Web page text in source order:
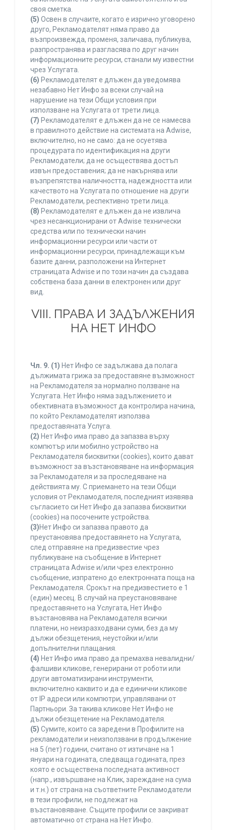
своя сметка.
(5) Освен в случаите, когато е изрично уговорено
друго, Рекламодателят няма право да
възпроизвежда, променя, заличава, публикува,
разпространява и разгласява по друг начин
информационните ресурси, станали му известни
чрез Услугата.
(6) Рекламодателят е длъжен да уведомява
незабавно Нет Инфо за всеки случай на
нарушение на тези Общи условия при
използване на Услугата от трети лица.
(7) Рекламодателят е длъжен да не се намесва
в правилното действие на системата на Adwise,
включително, но не само: да не осуетява
процедурата по идентификация на други
Рекламодатели; да не осъществява достъп
извън предоставения; да не накърнява или
възпрепятства наличността, надеждността или
качеството на Услугата по отношение на други
Рекламодатели, респективно трети лица.
(8) Рекламодателят е длъжен да не извлича
чрез несанкционирани от Adwise технически
средства или по технически начин
информационни ресурси или части от
информационни ресурси, принадлежащи към
базите данни, разположени на Интернет
страницата Adwise и по този начин да създава
собствена база данни в електронен или друг
вид.
VIII. ПРАВА И ЗАДЪЛЖЕНИЯ
НА НЕТ ИНФО
Чл. 9. (1) Нет Инфо се задължава да полага
дължимата грижа за предоставяне възможност
на Рекламодателя за нормално ползване на
Услугата. Нет Инфо няма задължението и
обективната възможност да контролира начина,
по който Рекламодателят използва
предоставяната Услуга.
(2) Нет Инфо има право да запазва върху
компютър или мобилно устройство на
Рекламодателя бисквитки (cookies), които дават
възможност за възстановяване на информация
за Рекламодателя и за проследяване на
действията му. С приемането на тези Общи
условия от Рекламодателя, последният изявява
съгласието си Нет Инфо да запазва бисквитки
(cookies) на посочените устройства.
(3)Нет Инфо си запазва правото да
преустановява предоставянето на Услугата,
след отправяне на предизвестие чрез
публикуване на съобщение в Интернет
страницата Adwise и/или чрез електронно
съобщение, изпратено до електронната поща на
Рекламодателя. Срокът на предизвестието е 1
(един) месец. В случай на преустановяване
предоставянето на Услугата, Нет Инфо
възстановява на Рекламодателя всички
платени, но неизразходвани суми, без да му
дължи обезщетения, неустойки и/или
допълнителни плащания.
(4) Нет Инфо има право да премахва невалидни/
фалшиви кликове, генерирани от роботи или
други автоматизирани инструменти,
включително каквито и да е единични кликове
от IP адреси или компютри, управлявани от
Партньори. За такива кликове Нет Инфо не
дължи обезщетение на Рекламодателя.
(5) Сумите, които са заредени в Профилите на
рекламодатели и неизползвани в продължение
на 5 (пет) години, считано от изтичане на 1
януари на годината, следваща годината, през
която е осъществена последната активност
(напр., извършване на Клик, зареждане на сума
и т.н.) от страна на съответните Рекламодатели
в тези профили, не подлежат на
възстановяване. Същите профили се закриват
автоматично от страна на Нет Инфо.